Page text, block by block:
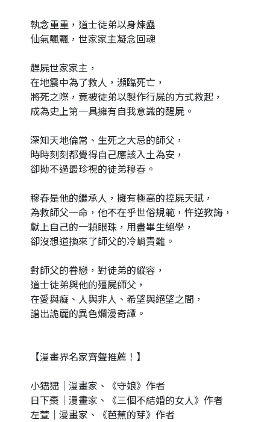
執念重重，道士徒弟以身煉蠱
仙氣飄飄，世家家主凝念回魂
趕屍世家家主，
在地震中為了救人，瀕臨死亡，
將死之際，竟被徒弟以製作行屍的方式救起，
成為史上第一具擁有自我意識的醒屍。
深知天地倫常、生死之大忌的師父，
時時刻刻都覺得自己應該入土為安，
卻拗不過最珍視的徒弟穆春。
穆春是他的繼承人，擁有極高的控屍天賦，
為救師父一命，他不在乎世俗規範，忤逆教誨，
獻上自己的一顆眼珠，用盡畢生絕學，
卻沒想道換來了師父的冷峭責難。
對師父的眷戀，對徒弟的縱容，
道士徒弟與他的殭屍師父，
在愛與癡、人與非人、希望與絕望之間，
譜出詭麗的異色爛漫奇譚。
【漫畫界名家齊聲推薦！】
小峱峱｜漫畫家、《守娘》作者
日下棗｜漫畫家、《三個不結婚的女人》作者
左萱｜漫畫家、《芭蕉的芽》作者